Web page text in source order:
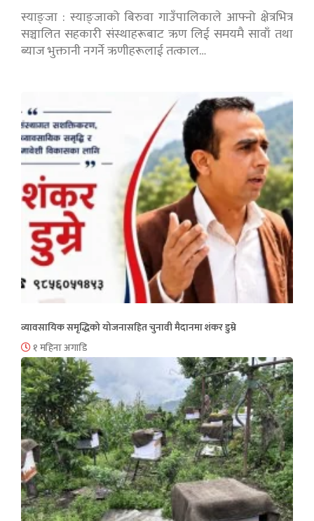
स्याङ्जा : स्याङ्जाको बिरुवा गाउँपालिकाले आफ्नो क्षेत्रभित्र
सञ्चालित सहकारी संस्थाहरूबाट ऋण लिई समयमै सावाँ तथा
ब्याज भुक्तानी नगर्ने ऋणीहरूलाई तत्काल…
व्यावसायिक समृद्धिको योजनासहित चुनावी मैदानमा शंकर डुम्रे
१ महिना अगाडि